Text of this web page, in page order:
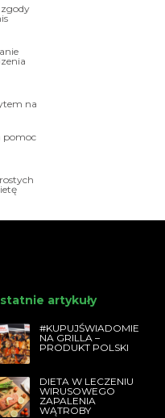
na
pomoc
artykuły
#KUPUJŚWIADOMIE
NA GRILLA –
PRODUKT POLSKI
DIETA W LECZENIU
WIRUSOWEGO
ZAPALENIA
WĄTROBY